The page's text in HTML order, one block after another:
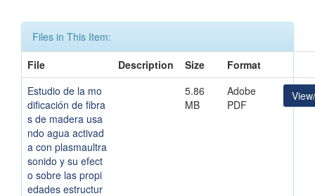
Files in This Item:
File
Description Size
Format
Estudio de la mo
dificación de fibra
s de madera usa
ndo agua activad
a con plasmaultra
sonido y su efect
o sobre las propi
edades estructur
5.86
MB
Adobe
PDF